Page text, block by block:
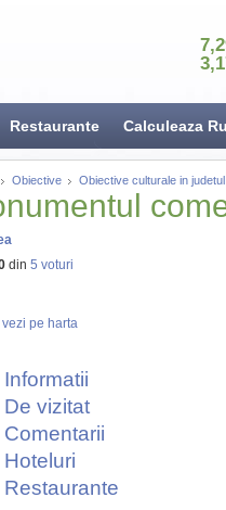
Restaurante Calculeaza
Obiective Obiective culturale in
din 5 voturi
vezi pe harta
Informatii
De vizitat
Comentarii
Hoteluri
Restaurante